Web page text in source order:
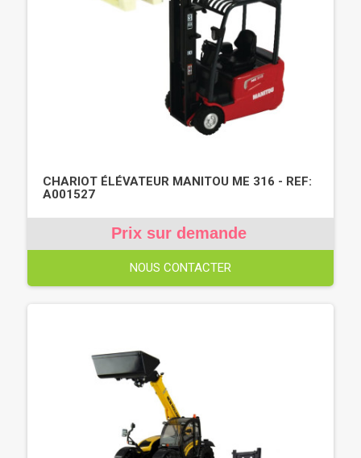
CHARIOT ÉLÉVATEUR MANITOU ME 316 - REF:
A001527
Prix sur demande
NOUS CONTACTER